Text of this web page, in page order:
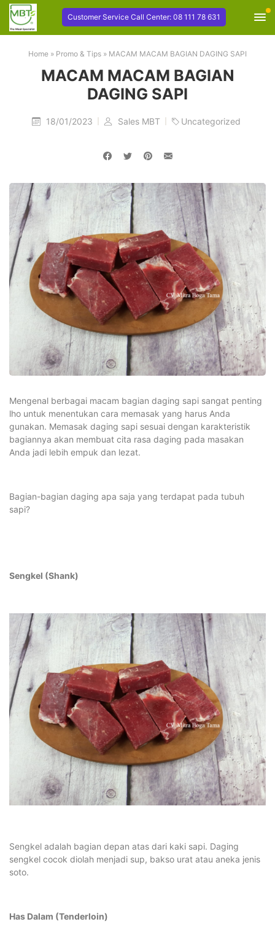
Customer Service Call Center: 08 111 78 631
Home » Promo & Tips » MACAM MACAM BAGIAN DAGING SAPI
MACAM MACAM BAGIAN
DAGING SAPI
18/01/2023 Sales MBT Uncategorized
Mengenal berbagai macam bagian daging sapi sangat penting
lho untuk menentukan cara memasak yang harus Anda
gunakan. Memasak daging sapi sesuai dengan karakteristik
bagiannya akan membuat cita rasa daging pada masakan
Anda jadi lebih empuk dan lezat.
Bagian-bagian daging apa saja yang terdapat pada tubuh
sapi?
Sengkel (Shank)
Sengkel adalah bagian depan atas dari kaki sapi. Daging
sengkel cocok diolah menjadi sup, bakso urat atau aneka jenis
soto.
Has Dalam (Tenderloin)